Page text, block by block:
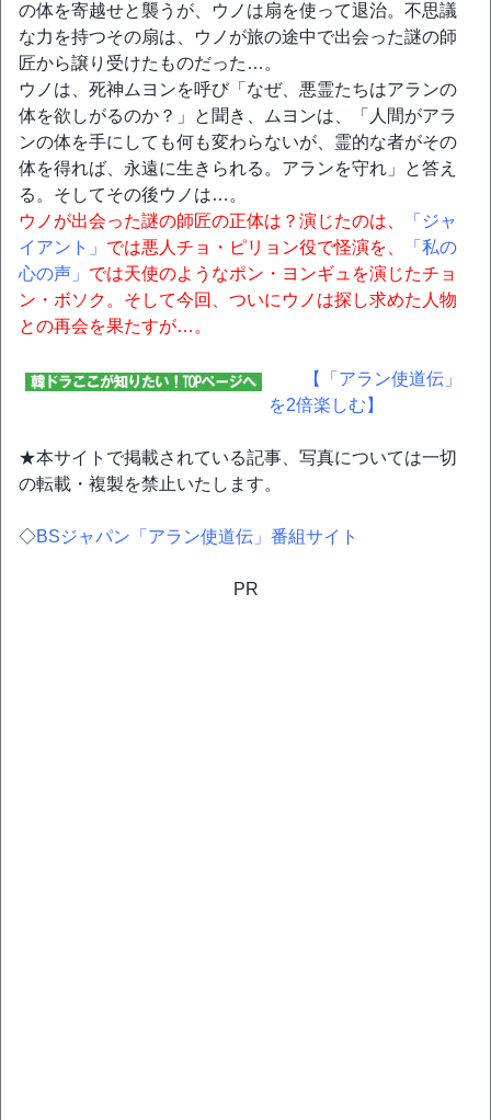
の体を寄越せと襲うが、ウノは扇を使って退治。不思議
な力を持つその扇は、ウノが旅の途中で出会った謎の師
匠から譲り受けたものだった…。
ウノは、死神ムヨンを呼び「なぜ、悪霊たちはアランの
体を欲しがるのか？」と聞き、ムヨンは、「人間がアラ
ンの体を手にしても何も変わらないが、霊的な者がその
体を得れば、永遠に生きられる。アランを守れ」と答え
る。そしてその後ウノは…。
ウノが出会った謎の師匠の正体は？演じたのは、
「ジャ
イアント」 では悪人チョ・ピリョン役で怪演を、
「私の
心の声」 では天使のようなポン・ヨンギュを演じたチョ
ン・ボソク。そして今回、ついにウノは探し求めた人物
との再会を果たすが…。
【「アラン使道伝」
を2倍楽しむ】
★本サイトで掲載されている記事、写真については一切
の転載・複製を禁止いたします。
◇BSジャパン「アラン使道伝」番組サイト
PR